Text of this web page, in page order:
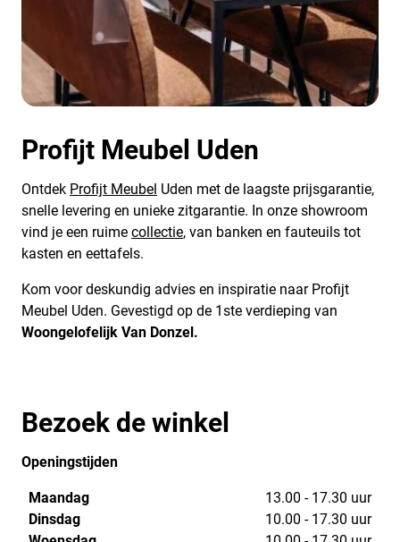
Profijt Meubel Uden
Ontdek Profijt Meubel Uden met de laagste prijsgarantie,
snelle levering en unieke zitgarantie. In onze showroom
vind je een ruime collectie, van banken en fauteuils tot
kasten en eettafels.
Kom voor deskundig advies en inspiratie naar Profijt
Meubel Uden. Gevestigd op de 1ste verdieping van
Woongelofelijk Van Donzel.
Bezoek de winkel
Openingstijden
Maandag
13.00 - 17.30 uur
Dinsdag
10.00 - 17.30 uur